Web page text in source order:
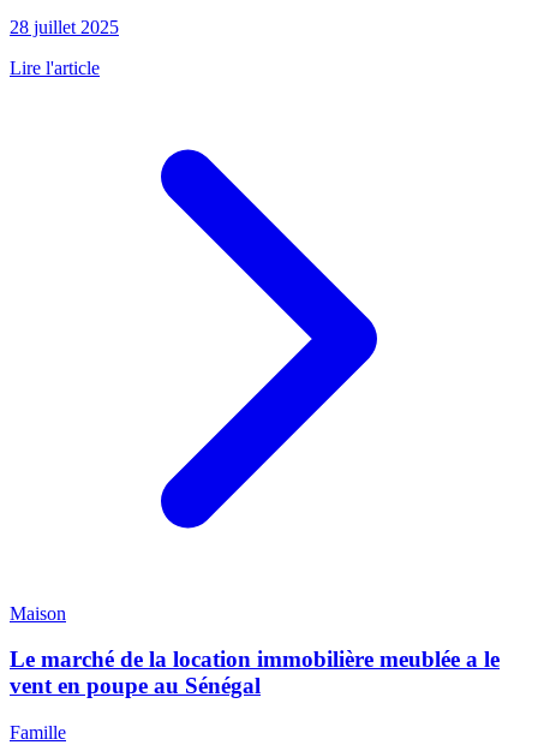
28 juillet 2025
Lire l'article
Maison
Le marché de la location immobilière meublée a le
vent en poupe au Sénégal
Famille